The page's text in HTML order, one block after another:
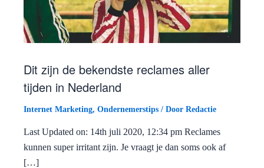
Dit zijn de bekendste reclames aller
tijden in Nederland
Internet Marketing, Ondernemerstips / Door Redactie
Last Updated on: 14th juli 2020, 12:34 pm Reclames
kunnen super irritant zijn. Je vraagt je dan soms ook af
[…]